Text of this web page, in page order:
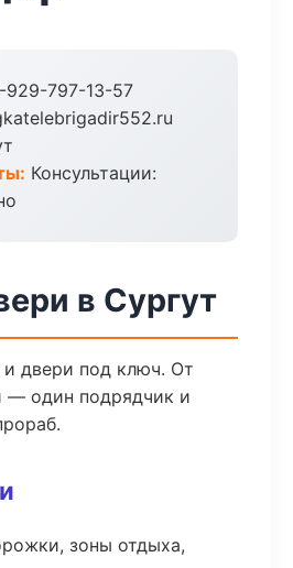
929-797-13-57
Консультации:
в Сургут
двери под ключ. От
— один подрядчик и
зоны отдыха,